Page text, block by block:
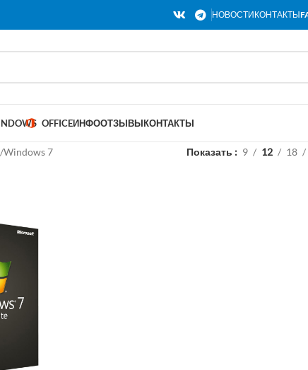
НОВОСТИКОНТАКТЫ
OFFICEИНФООТЗЫВЫКОНТАКТЫ
Windows 7 Показать 9 12 18